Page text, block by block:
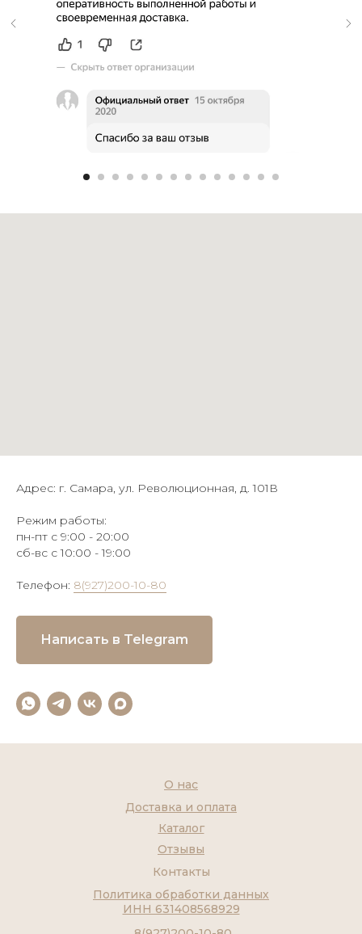
Адрес: г. Самара, ул. Революционная, д. 101В
Режим работы:
пн-пт с 9:00 - 20:00
сб-вс с 10:00 - 19:00
Телефон: 8(927)200-10-80
Написать в Telegram
Контакты
Каталог
О нас
Доставка и оплата
Отзывы
Политика обработки данных
ИНН 631408568929